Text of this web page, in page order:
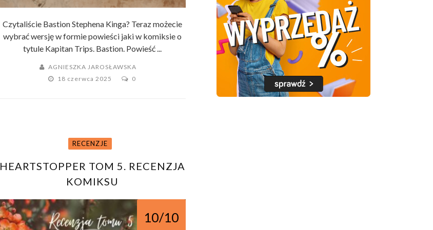
Czytaliście Bastion Stephena Kinga? Teraz możecie
wybrać wersję w formie powieści jaki w komiksie o
tytule Kapitan Trips. Bastion. Powieść ...
AGNIESZKA JAROSŁAWSKA
18 czerwca 2025
0
RECENZJE
HEARTSTOPPER TOM 5. RECENZJA
KOMIKSU
10/10